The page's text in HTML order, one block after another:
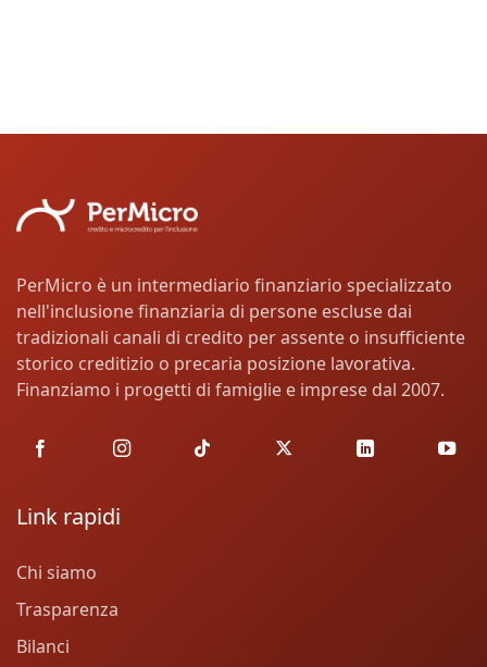
PerMicro è un intermediario finanziario specializzato
nell'inclusione finanziaria di persone escluse dai
tradizionali canali di credito per assente o insufficiente
storico creditizio o precaria posizione lavorativa.
Finanziamo i progetti di famiglie e imprese dal 2007.
Link rapidi
Chi siamo
Trasparenza
Bilanci